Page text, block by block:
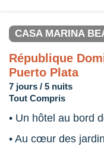
CASA MARINA
République
Puerto Plata
7 jours / 5 nuits
Tout Compris
• Un hôtel au bord
• Au cœur des